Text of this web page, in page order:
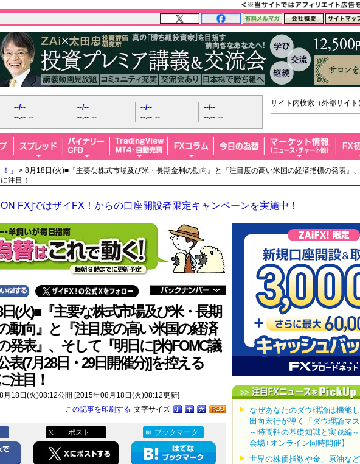
--/--
--.-- --
--/--
--.-- --
--/--
--.-- --
--/--
--.-- --
サイト内検索（外部サイト
」
> 8月18日(火)■『主要な株式市場及び米・長期金利の動向』と『注目度の高い米国の経済指標の発表』
注目！
FX]ではザイFX！からの口座開設者限定キャンペーンを実施中！
日(火)■『主要な株式市場及び米・長期
動向』と『注目度の高い米国の経済
発表』、そして『明日に[米)FOMC議
表(7月28日・29日開催分)]を控える
注目！
月18日(火)08:12公開 [2015年08月18日(火)08:12更新]
文字サイズ
この記事を印刷する
ポスト ブックマーク
なぜあなたのダウ理論は機能
田向宏行が導く「ダウ理論マス
～時間軸の基礎知識と実践編～
会場+オンライン同時開催】
世界の株価指数や金、原油な